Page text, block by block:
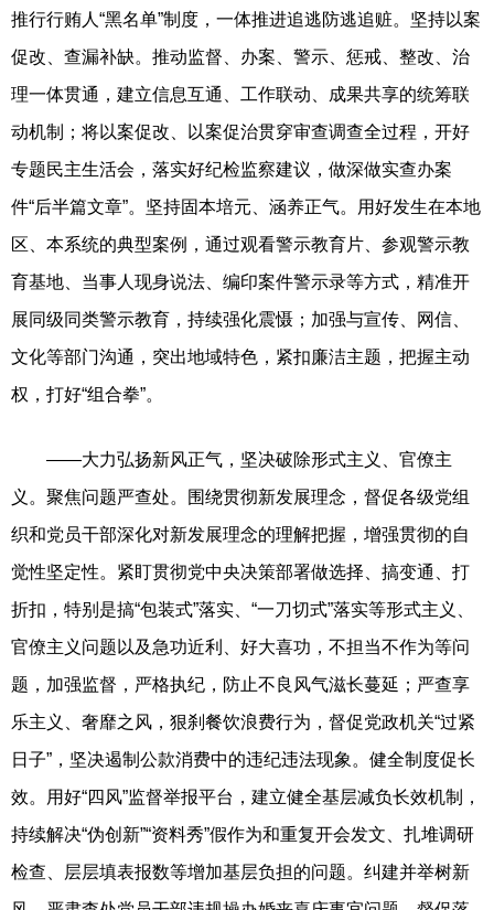
推行行贿人“黑名单”制度，一体推进追逃防逃追赃。坚持以案
促改、查漏补缺。推动监督、办案、警示、惩戒、整改、治
理一体贯通，建立信息互通、工作联动、成果共享的统筹联
动机制；将以案促改、以案促治贯穿审查调查全过程，开好
专题民主生活会，落实好纪检监察建议，做深做实查办案
件“后半篇文章”。坚持固本培元、涵养正气。用好发生在本地
区、本系统的典型案例，通过观看警示教育片、参观警示教
育基地、当事人现身说法、编印案件警示录等方式，精准开
展同级同类警示教育，持续强化震慑；加强与宣传、网信、
文化等部门沟通，突出地域特色，紧扣廉洁主题，把握主动
权，打好“组合拳”。
——大力弘扬新风正气，坚决破除形式主义、官僚主
义。聚焦问题严查处。围绕贯彻新发展理念，督促各级党组
织和党员干部深化对新发展理念的理解把握，增强贯彻的自
觉性坚定性。紧盯贯彻党中央决策部署做选择、搞变通、打
折扣，特别是搞“包装式”落实、“一刀切式”落实等形式主义、
官僚主义问题以及急功近利、好大喜功，不担当不作为等问
题，加强监督，严格执纪，防止不良风气滋长蔓延；严查享
乐主义、奢靡之风，狠刹餐饮浪费行为，督促党政机关“过紧
日子”，坚决遏制公款消费中的违纪违法现象。健全制度促长
效。用好“四风”监督举报平台，建立健全基层减负长效机制，
持续解决“伪创新”“资料秀”假作为和重复开会发文、扎堆调研
检查、层层填表报数等增加基层负担的问题。纠建并举树新